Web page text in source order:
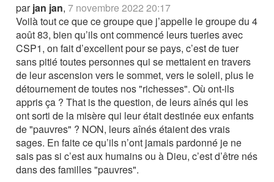
parjan jan,7 novembre 2022 20:17
Voilà tout ce que ce groupe que j’appelle le groupe du 4
août 83, bien qu’ils ont commencé leurs tueries avec
CSP1, on fait d’excellent pour se pays, c’est de tuer
sans pitié toutes personnes qui se mettaient en travers
de leur ascension vers le sommet, vers le soleil, plus le
détournement de toutes nos "richesses". Où ont-ils
appris ça ? That is the question, de leurs aînés qui les
ont sorti de la misère qui leur était destinée eux enfants
de "pauvres" ? NON, leurs aînés étaient des vrais
sages. En faite ce qu’ils n’ont jamais pardonné je ne
sais pas si c’est aux humains ou à Dieu, c’est d’être nés
dans des familles "pauvres".